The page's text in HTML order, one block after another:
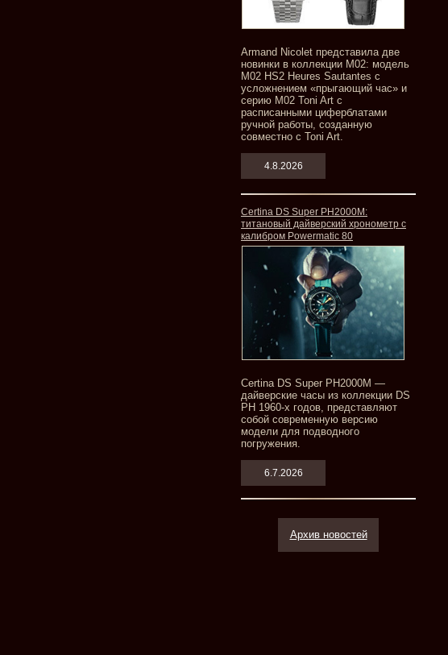
Armand Nicolet представила две
новинки в коллекции M02: модель
M02 HS2 Heures Sautantes с
усложнением «прыгающий час» и
серию M02 Toni Art с
расписанными циферблатами
ручной работы, созданную
совместно с Toni Art.
4.8.2026
Certina DS Super PH2000M:
титановый дайверский хронометр с
калибром Powermatic 80
Certina DS Super PH2000M —
дайверские часы из коллекции DS
PH 1960-х годов, представляют
собой современную версию
модели для подводного
погружения.
6.7.2026
Архив новостей